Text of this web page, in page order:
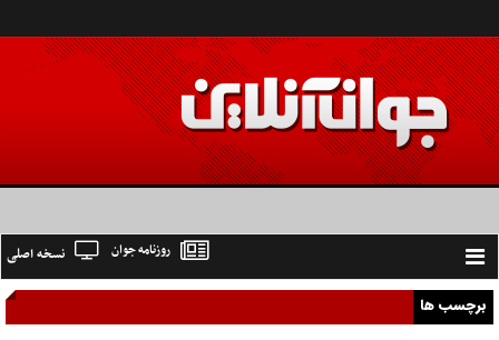
Toggle
navigation
نسخه اصلی روزنامه جوان
برچسب ها